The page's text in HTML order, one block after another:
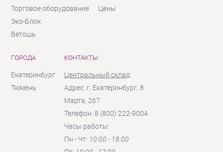
Торговое оборудование
Эко-Блок
Ветошь
Цены
ГОРОДА
Екатеринбург
Тюмень
КОНТАКТЫ
Центральный склад
Адрес: г. Екатеринбург, 8
Марта, 267
Телефон: 8 (800) 222-9004
Часы работы:
Пн - Чт: 10:00 - 18:00